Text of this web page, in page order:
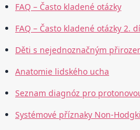
FAQ – Často kladené otázky
FAQ – Často kladené otázky 2.
Děti s nejednoznačným
Anatomie lidského ucha
Seznam diagnóz pro
Systémové příznaky Non-